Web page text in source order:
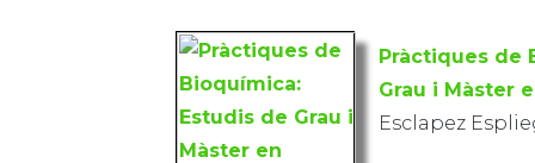
Pràctiques de
Grau i Màster
Esclapez